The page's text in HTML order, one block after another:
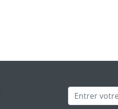
Adresse mail